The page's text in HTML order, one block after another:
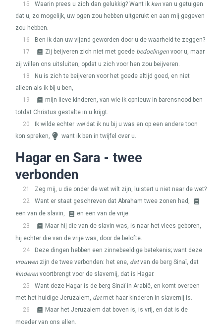
15
Waarin prees u zich dan gelukkig? Want ik kan van u getuigen
dat u, zo mogelijk, uw ogen zou hebben uitgerukt en aan mij gegeven
zou hebben.
16
Ben ik dan uw vijand geworden door u de waarheid te zeggen?
17
Zij beijveren zich niet met goede bedoelingen voor u, maar
zij willen ons uitsluiten, opdat u zich voor hen zou beijveren.
18
Nu is zich te beijveren voor het goede altijd goed, en niet
alleen als ik bij u ben,
19
mijn lieve kinderen, van wie ik opnieuw in barensnood ben
totdat Christus gestalte in u krijgt.
20
Ik wilde echter weldat ik nu bij u was en op een andere toon
kon spreken,
want ik ben in twijfel over u.
Hagar en Sara - twee
verbonden
21
Zeg mij, u die onder de wet wilt zijn, luistert u niet naar de wet?
22
Want er staat geschreven dat Abraham twee zonen had,
een van de slavin,
en een van de vrije.
23
Maar hij die van de slavin was, is naar het vlees geboren,
hij echter die van de vrije was, door de belofte.
24
Deze dingen hebben een zinnebeeldige betekenis; want deze
vrouwen zijn de twee verbonden: het ene, datvan de berg Sinaï, dat
kinderen voortbrengt voor de slavernij, dat is Hagar.
25
Want deze Hagar is de berg Sinaï in Arabië, en komt overeen
met het huidige Jeruzalem, datmet haar kinderen in slavernij is.
26
Maar het Jeruzalem dat boven is, is vrij, en dat is de
moeder van ons allen.